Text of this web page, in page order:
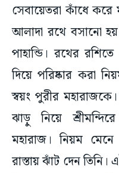
সেবায়েতরা কাঁধে করে
আলাদা রথে বসানো হয়
পাহান্ডি। রথের
দিয়ে পরিষ্কার করা
স্বয়ং পুরীর
ঝাড়ু নিয়ে
মহারাজ। নিয়ম
রাস্তায় ঝাঁট দেন তিনি।